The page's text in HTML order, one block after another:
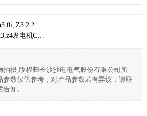
电机CA1591IR,SD11069
拍摄,版权归长沙沙电电气股份有限公司所
参数仅供参考，对产品参数若有异议，请联
知。